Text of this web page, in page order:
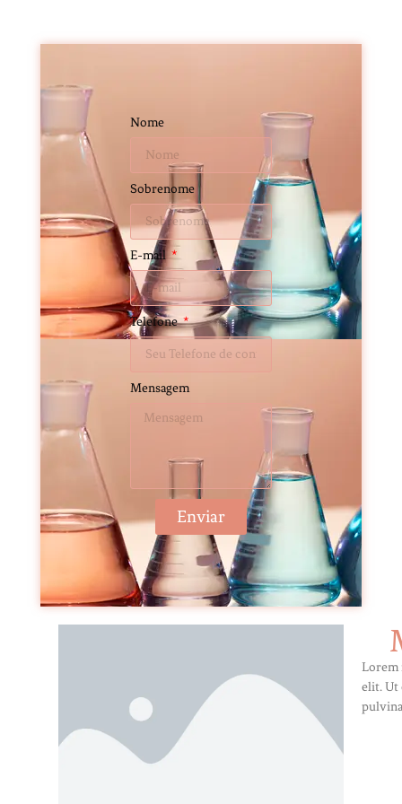
Nome
Sobrenome
E-mail
Telefone
Mensagem
Enviar
Lorem
elit. Ut